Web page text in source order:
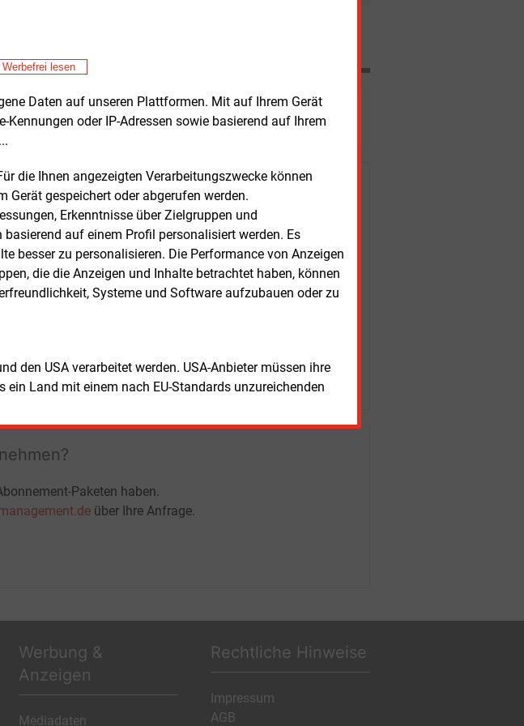
Werbefrei lesen
Daten auf unseren Plattformen. Mit auf Ihrem Gerät
oder IP-Adressen sowie basierend auf Ihrem
die Ihnen angezeigten Verarbeitungszwecke können
Gerät gespeichert oder abgerufen werden.
Erkenntnisse über Zielgruppen und
auf einem Profil personalisiert werden. Es
besser zu personalisieren. Die Performance von Anzeigen
die die Anzeigen und Inhalte betrachtet haben, können
Systeme und Software aufzubauen oder zu
den USA verarbeitet werden. USA-Anbieter müssen ihre
ein Land mit einem nach EU-Standards unzureichenden
lesen?
Login für Kunden
Paketen haben.
über Ihre Anfrage.
Werbung &
Anzeigen
Mediadaten
Rechtliche Hinweise
Impressum
AGB